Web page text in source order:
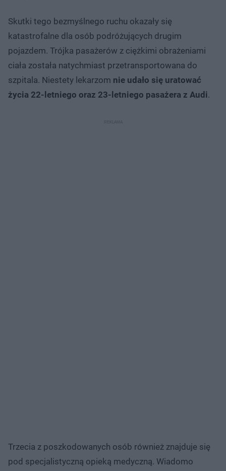
Skutki tego bezmyślnego ruchu okazały się
katastrofalne dla osób podróżujących drugim
pojazdem. Trójka pasażerów z ciężkimi obrażeniami
ciała została natychmiast przetransportowana do
szpitala. Niestety lekarzom nie udało się uratować
życia 22-letniego oraz 23-letniego pasażera z Audi.
Trzecia z poszkodowanych osób również znajduje się
pod specjalistyczną opieką medyczną. Wiadomo